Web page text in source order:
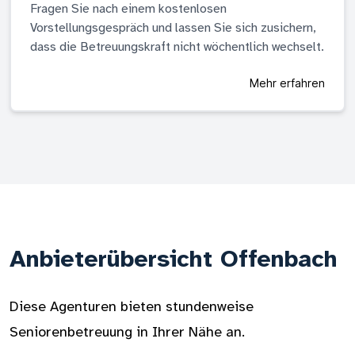
Fragen Sie nach einem kostenlosen
Vorstellungsgespräch und lassen Sie sich zusichern,
dass die Betreuungskraft nicht wöchentlich wechselt.
Mehr erfahren
Anbieterübersicht Offenbach
Diese Agenturen bieten stundenweise
Seniorenbetreuung in Ihrer Nähe an.